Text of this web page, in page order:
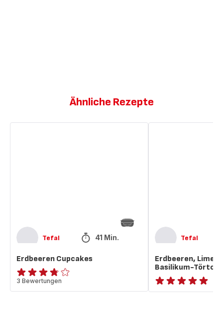
Ähnliche Rezepte
Tefal 41 Min.
Erdbeeren Cupcakes
ratings.3.7
3 Bewertungen
Tefal
Erdbeeren,
Basilikum-
ratings.NaN